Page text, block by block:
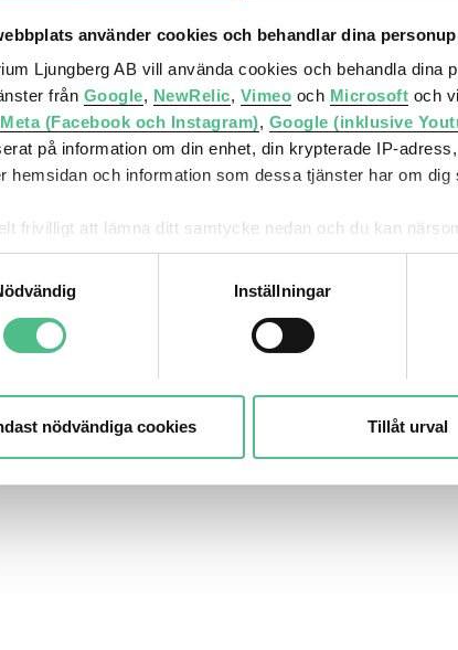
använder cookies och behandlar dina
Ljungberg AB vill använda cookies och behandla dina
från Google, NewRelic, Vimeo och Microsoft och
Meta (Facebook och Instagram), Google (inklusive
på information om din enhet, din krypterade IP-
hemsidan och information som dessa tjänster har om dig
frivilligt att lämna ditt samtycke nedan och du kan
vilka cookies vi får använda genom att anpassa
Inställningar
nödvändiga cookies Tillåt urval